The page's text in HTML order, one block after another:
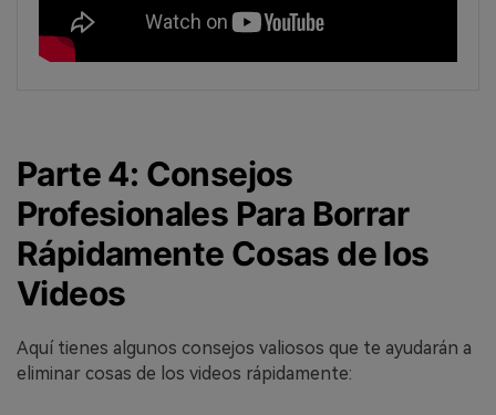
Parte 4: Consejos
Profesionales Para Borrar
Rápidamente Cosas de los
Videos
Aquí tienes algunos consejos valiosos que te ayudarán a
eliminar cosas de los videos rápidamente: